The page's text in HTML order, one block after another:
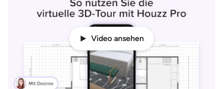
Video ansehen